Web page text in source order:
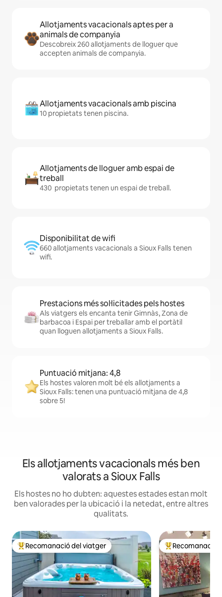
Allotjaments vacacionals aptes per a
animals de companyia
Descobreix 260 allotjaments de lloguer que
accepten animals de companyia.
Allotjaments vacacionals amb piscina
10 propietats tenen piscina.
Allotjaments de lloguer amb espai de
treball
430 propietats tenen un espai de treball.
Disponibilitat de wifi
660 allotjaments vacacionals a Sioux Falls tenen
wifi.
Prestacions més sol·licitades pels hostes
Als viatgers els encanta tenir Gimnàs, Zona de
barbacoa i Espai per treballar amb el portàtil
quan lloguen allotjaments a Sioux Falls.
Puntuació mitjana: 4,8
Els hostes valoren molt bé els allotjaments a
Sioux Falls: tenen una puntuació mitjana de 4,8
sobre 5!
Els allotjaments vacacionals més ben
valorats a Sioux Falls
Els hostes no ho dubten: aquestes estades estan molt
ben valorades per la ubicació i la netedat, entre altres
qualitats.
Principals recomanacions dels viatgers
Recomanació del viatger Principals
Recomanació